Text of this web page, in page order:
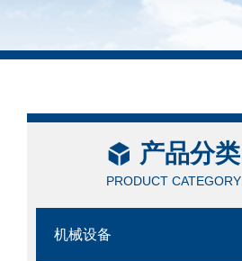
产品分类
PRODUCT CATEGORY
机械设备